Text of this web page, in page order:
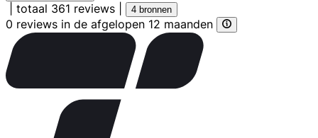
totaal 361 reviews 4 bronnen
0 reviews in de afgelopen 12 maanden